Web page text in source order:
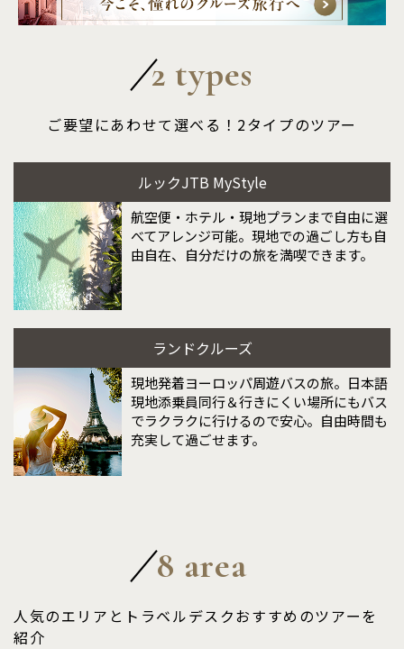
2 types
ご要望にあわせて選べる！2タイプのツアー
ルックJTB MyStyle
航空便・ホテル・現地プランまで自由に選
べてアレンジ可能。現地での過ごし方も自
由自在、自分だけの旅を満喫できます。
ランドクルーズ
現地発着ヨーロッパ周遊バスの旅。日本語
現地添乗員同行＆行きにくい場所にもバス
でラクラクに行けるので安心。自由時間も
充実して過ごせます。
8 area
人気のエリアとトラベルデスクおすすめのツアーを
紹介